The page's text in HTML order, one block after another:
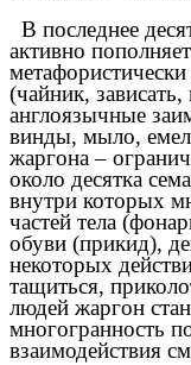
В последнее
активно
(чайник,
англоязычные
винды, мыло,
жаргона –
около десятка
внутри которых
частей тела
обуви (прикид),
некоторых
тащиться,
людей жаргон
многогранность
взаимодействия